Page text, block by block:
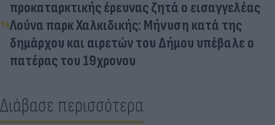
προκαταρκτικής έρευνας ζητά ο εισαγγελέας
Λούνα παρκ Χαλκιδικής: Μήνυση κατά της
δημάρχου και αιρετών του Δήμου υπέβαλε ο
πατέρας του 19χρονου
Διάβασε περισσότερα